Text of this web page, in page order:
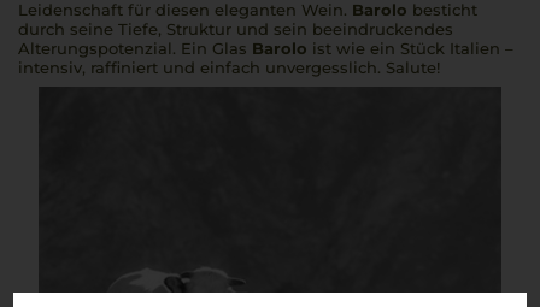
Leidenschaft für diesen eleganten Wein. Barolo besticht
durch seine Tiefe, Struktur und sein beeindruckendes
Alterungspotenzial. Ein Glas Barolo ist wie ein Stück Italien –
intensiv, raffiniert und einfach unvergesslich. Salute!